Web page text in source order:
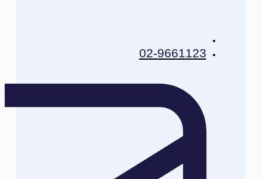
02-9661123